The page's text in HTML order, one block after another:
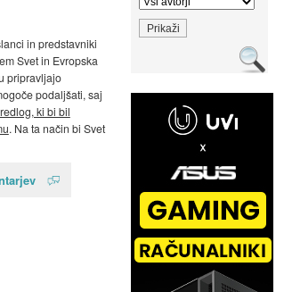
in predstavniki
Svet in Evropska
pripravljajo
podaljšati, saj
ki bi bil
. Na ta način bi Svet